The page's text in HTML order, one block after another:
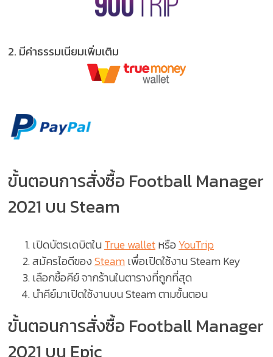
2. มีค่าธรรมเนียมเพิ่มเติม
ขั้นตอนการสั่งซื้อ Football Manager
2021 บน Steam
เปิดบัตรเดบิตในTrue walletหรือYouTrip
สมัครไอดีของSteamเพื่อเปิดใช้งาน Steam Key
เลือกซื้อคีย์ จากร้านในตารางที่ถูกที่สุด
นำคีย์มาเปิดใช้งานบน Steam ตามขั้นตอน
ขั้นตอนการสั่งซื้อ Football Manager
2021 บน Epic